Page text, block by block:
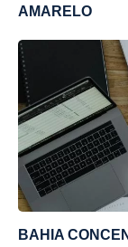
AMARELO
BAHIA